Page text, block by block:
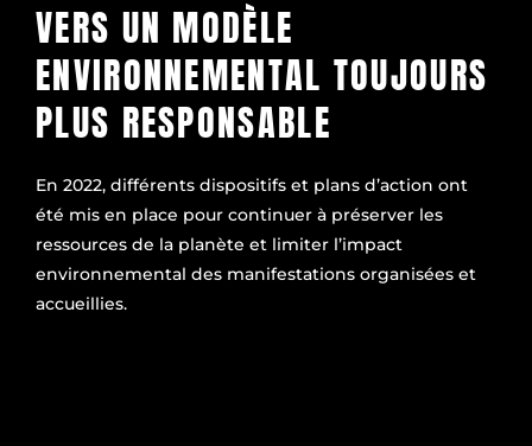
VERS UN MODÈLE
ENVIRONNEMENTAL TOUJOURS
PLUS RESPONSABLE
En 2022, différents dispositifs et plans d’action ont
été mis en place pour continuer à préserver les
ressources de la planète et limiter l’impact
environnemental des manifestations organisées et
accueillies.